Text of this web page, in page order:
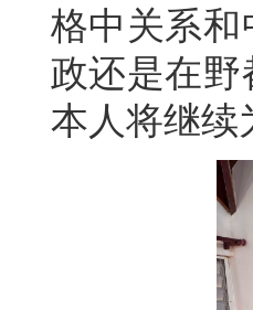
格中关系
政还是在
本人将继续